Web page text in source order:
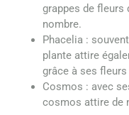
grappes de fleurs
nombre.
Phacelia :
plante attire
grâce à ses fleurs
Cosmos : avec
cosmos attire de